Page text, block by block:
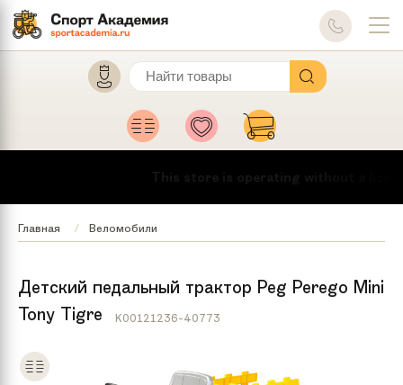
This store is operating without a
Главная Веломобили
Детский педальный трактор Peg Perego Mini
Tony Tigre
K00121236-40773